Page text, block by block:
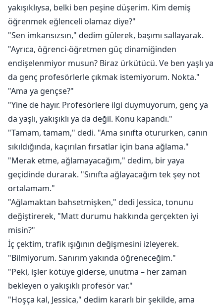
yakışıklıysa, belki ben peşine düşerim. Kim demiş
öğrenmek eğlenceli olamaz diye?"
"Sen imkansızsın," dedim gülerek, başımı sallayarak.
"Ayrıca, öğrenci-öğretmen güç dinamiğinden
endişelenmiyor musun? Biraz ürkütücü. Ve ben yaşlı ya
da genç profesörlerle çıkmak istemiyorum. Nokta."
"Ama ya gençse?"
"Yine de hayır. Profesörlere ilgi duymuyorum, genç ya
da yaşlı, yakışıklı ya da değil. Konu kapandı."
"Tamam, tamam," dedi. "Ama sınıfta otururken, canın
sıkıldığında, kaçırılan fırsatlar için bana ağlama."
"Merak etme, ağlamayacağım," dedim, bir yaya
geçidinde durarak. "Sınıfta ağlayacağım tek şey not
ortalamam."
"Ağlamaktan bahsetmişken," dedi Jessica, tonunu
değiştirerek, "Matt durumu hakkında gerçekten iyi
misin?"
İç çektim, trafik ışığının değişmesini izleyerek.
"Bilmiyorum. Sanırım yakında öğreneceğim."
"Peki, işler kötüye giderse, unutma – her zaman
bekleyen o yakışıklı profesör var."
"Hoşça kal, Jessica," dedim kararlı bir şekilde, ama